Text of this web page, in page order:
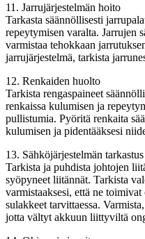
11. Jarrujärjestelmän hoito
Tarkasta säännöllisesti
repeytymisen varalta. Jarrujen
varmistaa tehokkaan
jarrujärjestelmä, tarkista
12. Renkaiden huolto
Tarkista rengaspaineet
renkaissa kulumisen ja
pullistumia. Pyöritä renkaita
kulumisen ja pidentääksesi
13. Sähköjärjestelmän tarkastus
Tarkista ja puhdista johtojen
syöpyneet liitännät. Tarkista
varmistaaksesi, että ne
sulakkeet tarvittaessa.
jotta vältyt akkuun liittyviltä